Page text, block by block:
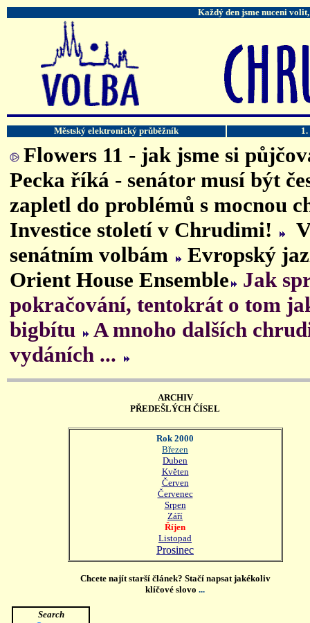
Každý den jsme nuceni
Městský elektronický průběžník
Flowers 11 - jak jsme si
Pecka říká - senátor musí být
zapletl do problémů s mocnou
Investice století v Chrudimi!
senátním volbám
Evropský
Orient House Ensemble
Jak
pokračování, tentokrát o tom
bigbítu
A mnoho dalších
vydáních ...
ARCHIV
PŘEDEŠLÝCH ČÍSEL
Rok 2000
Březen
Duben
Květen
Červen
Červenec
Srpen
Září
Říjen
Listopad
Prosinec
Chcete najít starší článek? Stačí napsat jakékoliv
klíčové slovo ...
Search